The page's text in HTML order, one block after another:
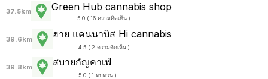
37.5km Green Hub cannabis shop
5.0 ( 16 ความคิดเห็น )
39.6km ฮาย แคนนาบิส Hi cannabis
4.5 ( 2 ความคิดเห็น )
39.8km สบายกัญคาเฟ่
5.0 ( 1 ทบทวน )